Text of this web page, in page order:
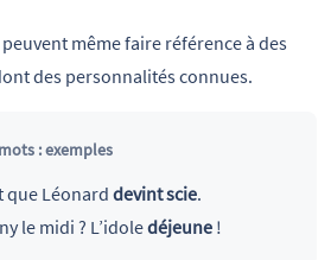
même faire référence à des
des personnalités connues.
: exemples
que Léonard devint scie.
le midi ? L’idoledéjeune!